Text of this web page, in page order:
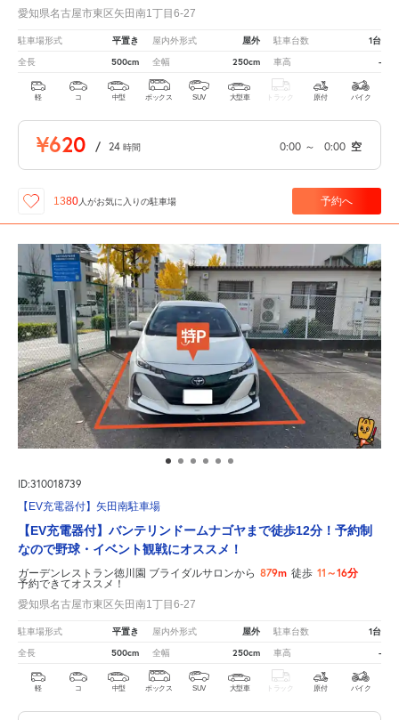
愛知県名古屋市東区矢田南1丁目6-27
駐車場形式 平置き 屋内外形式 屋外 駐車台数 1台
全長 500cm 全幅 250cm 車高 -
軽 コ 中型 ボックス SUV 大型車 トラック 原付 バイク
¥620 / 24 時間 0:00 ～ 0:00 空
1380人がお気に入りの駐車場 予約へ
ID:310018739
【EV充電器付】矢田南駐車場
【EV充電器付】バンテリンドームナゴヤまで徒歩12分！予約制
なので野球・イベント観戦にオススメ！
ガーデンレストラン徳川園 ブライダルサロンから 879m 徒歩 11～16分
予約できてオススメ！
愛知県名古屋市東区矢田南1丁目6-27
駐車場形式 平置き 屋内外形式 屋外 駐車台数 1台
全長 500cm 全幅 250cm 車高 -
軽 コ 中型 ボックス SUV 大型車 トラック 原付 バイク